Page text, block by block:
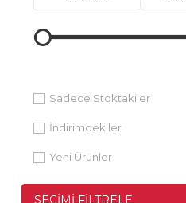
Sadece Stoktakiler
İndirimdekiler
Yeni Ürünler
SEÇIMI FILTRELE